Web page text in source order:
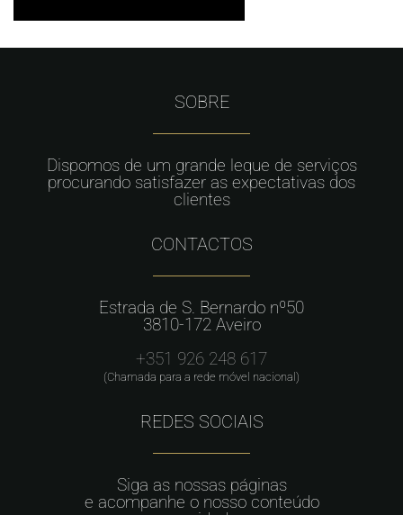
SOBRE
Dispomos de um grande leque de serviços
procurando satisfazer as expectativas dos
clientes
CONTACTOS
Estrada de S. Bernardo nº50
3810-172 Aveiro
+351 926 248 617
(Chamada para a rede móvel nacional)
REDES SOCIAIS
Siga as nossas páginas
e acompanhe o nosso conteúdo